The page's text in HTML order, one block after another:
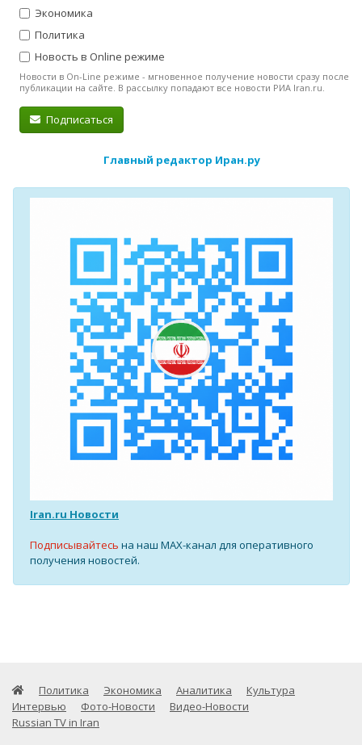
Экономика
Политика
Новость в Online режиме
Новости в On-Line режиме - мгновенное получение новости сразу после
публикации на сайте. В рассылку попадают все новости РИА Iran.ru.
Подписаться
Главный редактор Иран.ру
Iran.ru Новости
Подписывайтесь на наш MAX-канал для оперативного
получения новостей.
Политика Экономика Аналитика
Культура
Интервью
Фото-Новости
Видео-Новости
Russian TV in Iran